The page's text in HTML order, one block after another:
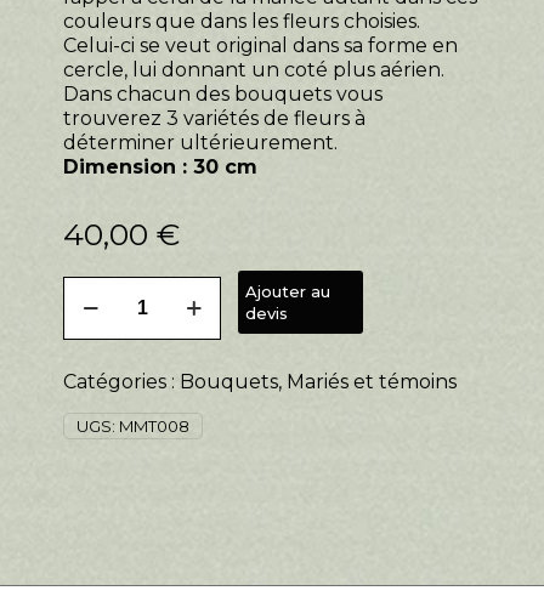
couleurs que dans les fleurs choisies.
Celui-ci se veut original dans sa forme en
cercle, lui donnant un coté plus aérien.
Dans chacun des bouquets vous
trouverez 3 variétés de fleurs à
déterminer ultérieurement.
Dimension : 30 cm
40,00€
de
Bouquet
cerceau
Ajouter au
devis
Catégories : Bouquets, Mariés et témoins
UGS: MMT008